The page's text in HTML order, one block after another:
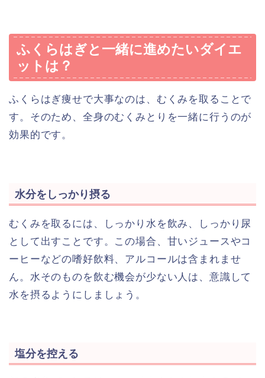
ふくらはぎと一緒に進めたいダイエ
ットは？
ふくらはぎ痩せで大事なのは、むくみを取ることで
す。そのため、全身のむくみとりを一緒に行うのが
効果的です。
水分をしっかり摂る
むくみを取るには、しっかり水を飲み、しっかり尿
として出すことです。この場合、甘いジュースやコ
ーヒーなどの嗜好飲料、アルコールは含まれませ
ん。水そのものを飲む機会が少ない人は、意識して
水を摂るようにしましょう。
塩分を控える